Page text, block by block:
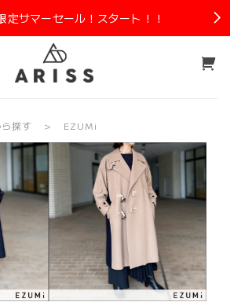
定サマーセール！スタート！！
探す EZUMi